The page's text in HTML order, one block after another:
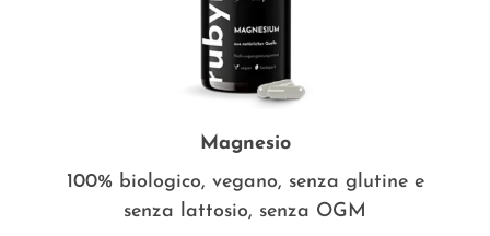
Magnesio
100% biologico, vegano, senza glutine e
senza lattosio, senza OGM